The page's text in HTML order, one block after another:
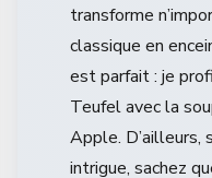
transforme
classique en
est parfait : je
Teufel avec la
Apple. D’ailleurs,
intrigue, sachez